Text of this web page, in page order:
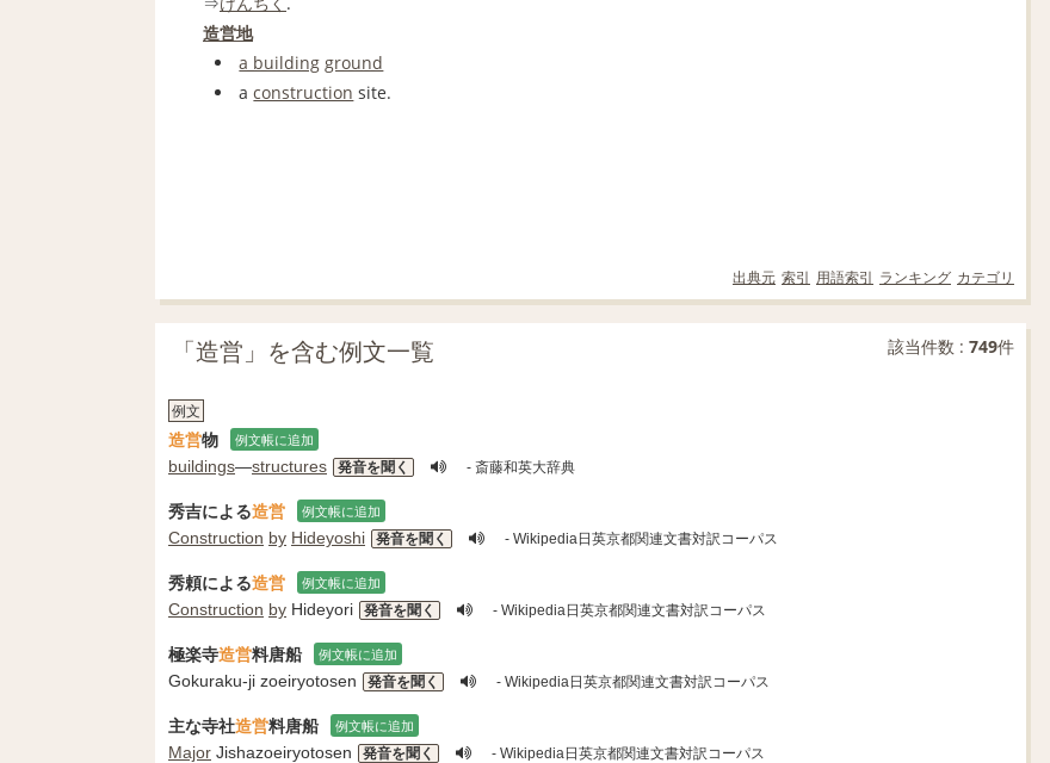
造営地
a building ground
aconstruction site.
出典元 索引 用語索引 ランキング カテゴリ
「造営」を含む例文一覧 該当件数 : 749件
例文
造営物 例文帳に追加
buildings―structures 発音を聞く - 斎藤和英大辞典
秀吉による造営 例文帳に追加
Construction by Hideyoshi 発音を聞く - Wikipedia日英京都関連文書対訳コーパス
秀頼による造営 例文帳に追加
Construction by Hideyori 発音を聞く - Wikipedia日英京都関連文書対訳コーパス
極楽寺造営料唐船 例文帳に追加
Gokuraku-ji zoeiryotosen 発音を聞く - Wikipedia日英京都関連文書対訳コーパス
主な寺社造営料唐船 例文帳に追加
Major Jishazoeiryotosen 発音を聞く - Wikipedia日英京都関連文書対訳コーパス